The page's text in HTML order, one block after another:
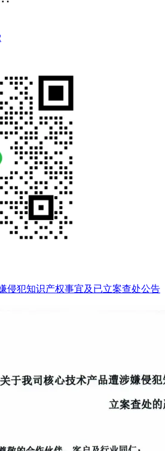
侵犯知识产权事宜及已立案查处公告